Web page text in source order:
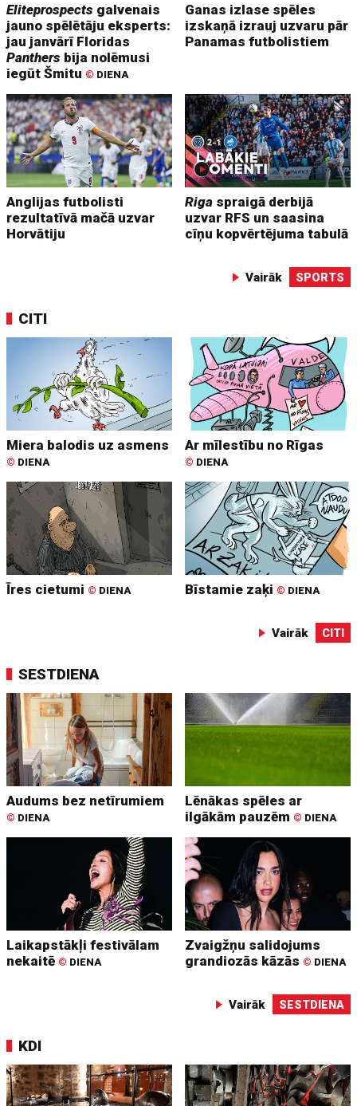
Eliteprospects galvenais
jauno spēlētāju eksperts:
jau janvārī Floridas
Panthers bija nolēmusi
iegūt Šmitu © DIENA
Ganas izlase spēles
izskaņā izrauj uzvaru pār
Panamas futbolistiem
Anglijas futbolisti
rezultatīvā mačā uzvar
Horvātiju
Riga spraigā derbijā
uzvar RFS un saasina
cīņu kopvērtējuma tabulā
Vairāk SPORTS
CITI
Miera balodis uz asmens
© DIENA
Ar mīlestību no Rīgas
© DIENA
Īres cietumi © DIENA Bīstamie zaķi © DIENA
Vairāk CITI
SESTDIENA
Audums bez netīrumiem
© DIENA
Lēnākas spēles ar
ilgākām pauzēm © DIENA
Laikapstākļi festivālam
nekaitē © DIENA
Zvaigžņu salidojums
grandiozās kāzās © DIENA
Vairāk SESTDIENA
KDI